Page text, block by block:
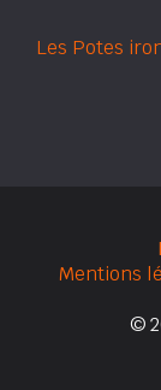
Les Potes
Mentions
©